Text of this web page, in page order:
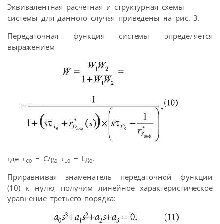
Эквивалентная расчетная и структурная схемы
системы для данного случая приведены на рис. 3.
Передаточная функция системы определяется
выражением
где τС0 = С/g0 τL0 = Lg0.
Приравнивая знаменатель передаточной функции
(10) к нулю, получим линейное характеристическое
уравнение третьего порядка: